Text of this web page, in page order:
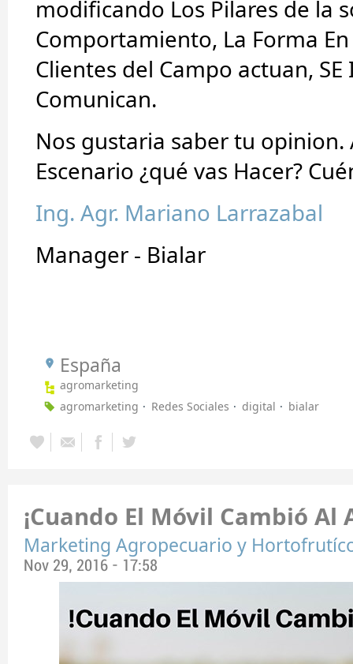
modificando Los Pilares de la
Comportamiento, La Forma
Clientes del Campo actuan, SE
Comunican.
Nos gustaria saber tu opinion.
Escenario ¿qué vas Hacer?
Ing. Agr. Mariano Larrazabal
Manager - Bialar
España
agromarketing
agromarketing
Redes Sociales digital bialar
¡Cuando El Móvil Cambió Al
Marketing Agropecuario y
Nov 29, 2016 - 17:58